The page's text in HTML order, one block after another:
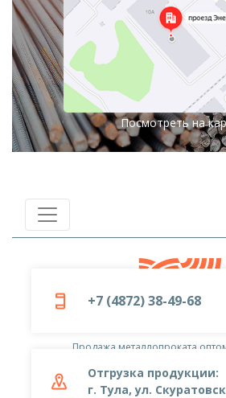
Посмотреть на
+7 (4872) 38-49-68
Отгрузка продукции:
г. Тула, ул.
Продажа металлопроката